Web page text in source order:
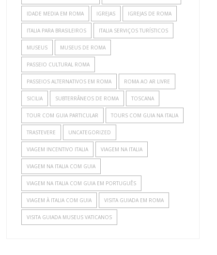
IDADE MEDIA EM ROMA IGREJAS IGREJAS DE ROMA
ITALIA PARA BRASILEIROS ITALIA SERVIÇOS TURÍSTICOS
MUSEUS MUSEUS DE ROMA
PASSEIO CULTURAL ROMA
PASSEIOS ALTERNATIVOS EM ROMA ROMA AO AR LIVRE
SICILIA SUBTERRÂNEOS DE ROMA TOSCANA
TOUR COM GUIA PARTICULAR TOURS COM GUIA NA ITALIA
TRASTEVERE UNCATEGORIZED
VIAGEM INCENTIVO ITALIA VIAGEM NA ITALIA
VIAGEM NA ITALIA COM GUIA
VIAGEM NA ITALIA COM GUIA EM PORTUGUÊS
VIAGEM À ITALIA COM GUIA VISITA GUIADA EM ROMA
VISITA GUIADA MUSEUS VATICANOS